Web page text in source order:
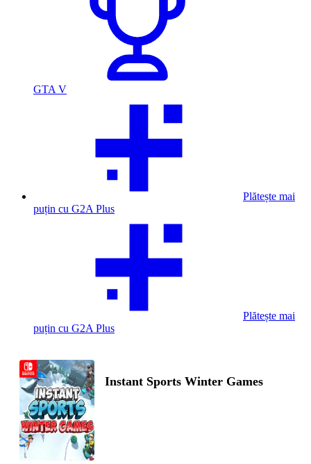
GTA V
Plătește mai
puțin cu G2A Plus
Plătește mai
puțin cu G2A Plus
Instant Sports Winter Games